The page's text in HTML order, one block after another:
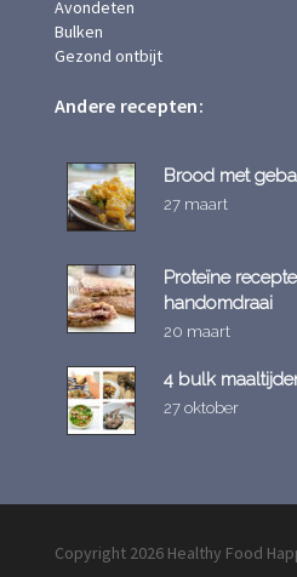
Avondeten
Bulken
Gezond ontbijt
Andere recepten:
Brood met
27 maart
Proteïne
handomdraai
20 maart
4 bulk
27 oktober
Copyright 2026 Healthy Food